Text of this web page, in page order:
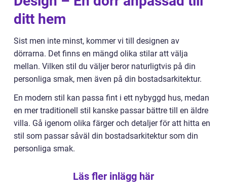
ditt hem
Sist men inte minst, kommer vi till designen av
dörrarna. Det finns en mängd olika stilar att välja
mellan. Vilken stil du väljer beror naturligtvis på din
personliga smak, men även på din bostadsarkitektur.
En modern stil kan passa fint i ett nybyggd hus, medan
en mer traditionell stil kanske passar bättre till en äldre
villa. Gå igenom olika färger och detaljer för att hitta en
stil som passar såväl din bostadsarkitektur som din
personliga smak.
Läs fler inlägg här